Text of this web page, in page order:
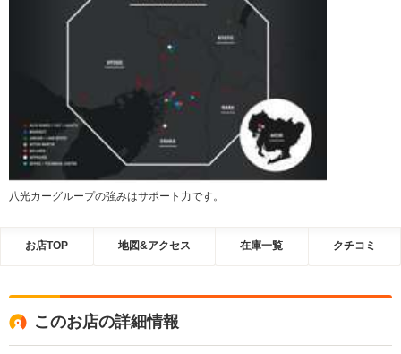
八光カーグループの強みはサポート力です。
お店TOP 地図&アクセス 在庫一覧 クチコミ
このお店の詳細情報